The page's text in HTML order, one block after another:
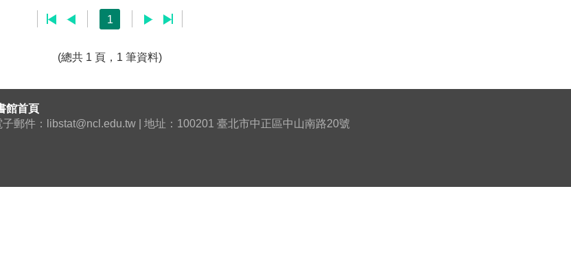
1
(總共 1 頁，1 筆資料)
館首頁
郵件：libstat@ncl.edu.tw | 地址：100201 臺北市中正區中山南路20號